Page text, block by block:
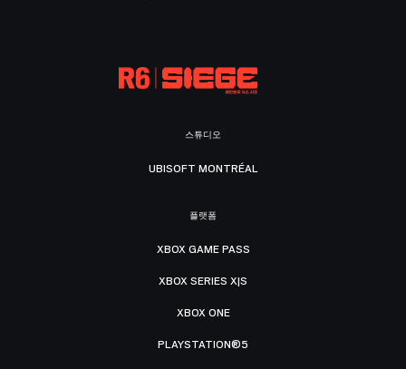
스튜디오
UBISOFT MONTRÉAL
플랫폼
XBOX GAME PASS
XBOX SERIES X|S
XBOX ONE
PLAYSTATION®5